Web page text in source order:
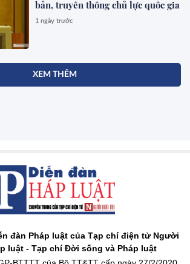
bản, truyền thông chủ lực quốc gia
1 ngày trước
XEM THÊM
đàn Pháp luật của Tạp chí điện tử Người
luật - Tạp chí Đời sống và Pháp luật